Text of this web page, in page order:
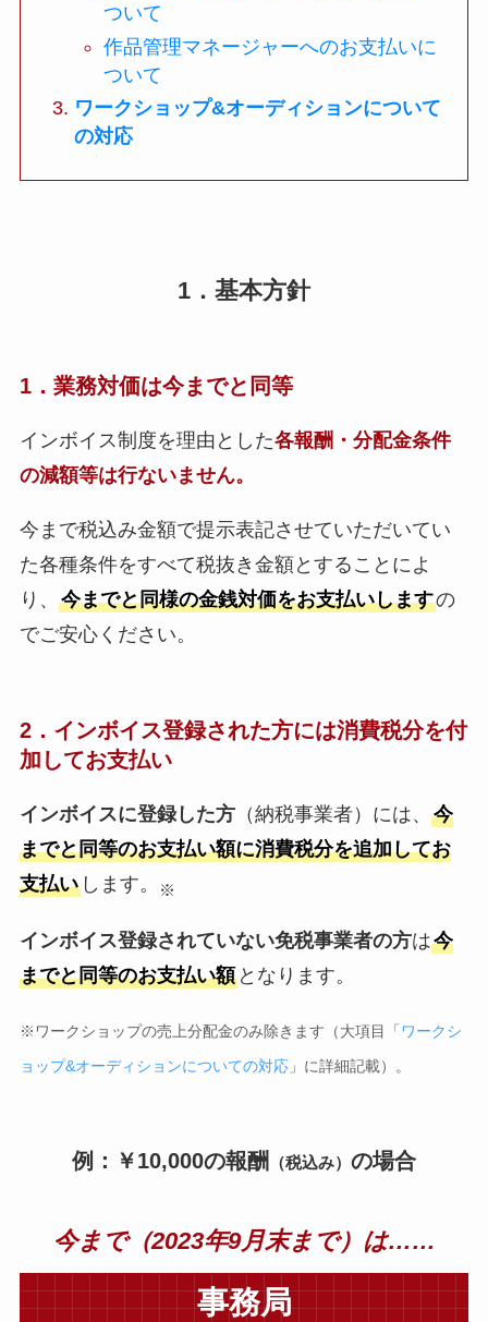
ついて
作品管理マネージャーへのお支払いに
ついて
ワークショップ&オーディションについて
の対応
1．基本方針
1．業務対価は今までと同等
インボイス制度を理由とした各報酬・分配金条件
の減額等は行ないません。
今まで税込み金額で提示表記させていただいてい
た各種条件をすべて税抜き金額とすることによ
り、 今までと同様の金銭対価をお支払いしますの
でご安心ください。
2．インボイス登録された方には消費税分を付
加してお支払い
インボイスに登録した方（納税事業者）には、 今
までと同等のお支払い額に消費税分を追加してお
支払いします。 ※
インボイス登録されていない免税事業者の方は今
までと同等のお支払い額となります。
※ワークショップの売上分配金のみ除きます（大項目「 ワークシ
ョップ&オーディションについての対応」に詳細記載）。
例：￥10,000の報酬 （税込み） の場合
今まで（2023年9月末まで）は……
事務局